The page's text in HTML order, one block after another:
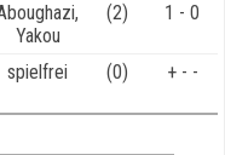
Yakou
(2) 1 - 0
spielfrei (0) + - -